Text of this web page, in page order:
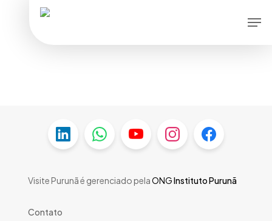
Visite Purunã é gerenciado pelaONGInstituto Purunã
Contato